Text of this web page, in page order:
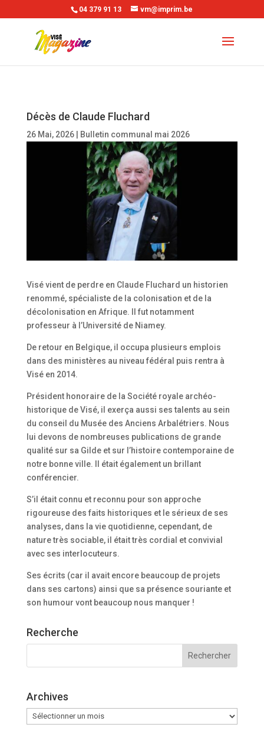
04 379 91 13 vm@imprim.be
Décès de Claude Fluchard
26 Mai, 2026| Bulletin communal mai 2026
Visé vient de perdre en Claude Fluchard un historien
renommé, spécialiste de la colonisation et de la
décolonisation en Afrique. Il fut notamment
professeur à l’Université de Niamey.
De retour en Belgique, il occupa plusieurs emplois
dans des ministères au niveau fédéral puis rentra à
Visé en 2014.
Président honoraire de la Société royale archéo-
historique de Visé, il exerça aussi ses talents au sein
du conseil du Musée des Anciens Arbalétriers. Nous
lui devons de nombreuses publications de grande
qualité sur sa Gilde et sur l’histoire contemporaine de
notre bonne ville. Il était également un brillant
conférencier.
S’il était connu et reconnu pour son approche
rigoureuse des faits historiques et le sérieux de ses
analyses, dans la vie quotidienne, cependant, de
nature très sociable, il était très cordial et convivial
avec ses interlocuteurs.
Ses écrits (car il avait encore beaucoup de projets
dans ses cartons) ainsi que sa présence souriante et
son humour vont beaucoup nous manquer !
Recherche
Archives
Archives